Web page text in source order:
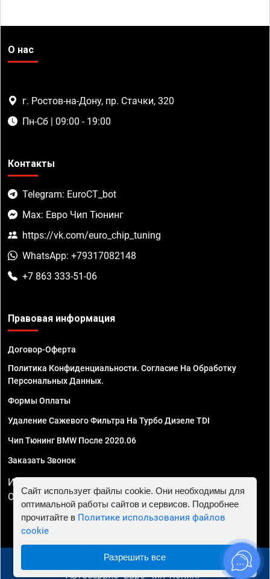
О нас
г. Ростов-на-Дону, пр. Стачки, 320
Пн-Сб | 09:00 - 19:00
Контакты
Telegram: EuroCT_bot
Max: Евро Чип Тюнинг
https://vk.com/euro_chip_tuning
WhatsApp: +79317082148
+7 863 333-51-06
Правовая информация
Договор-Оферта
Политика Конфиденциальности. Согласие На Обработку
Персональных Данных.
Формы Оплаты
Удаление Сажевого Фильтра На Турбо Дизеле TDI
Чип Тюнинг BMW После 2020.06
Заказать Звонок
ИП Смирнов Георгий Павлович. ИНН 781302555843,
ОГРНИП 324470400032610
© 2010 - 2026 Чип тюнинг в Ростове-на-Дону -
Автосервис "Евро Чип Тюнинг"
Сайт использует файлы cookie. Они необходимы для
оптимальной работы сайтов и сервисов. Подробнее
прочитайте в Политике использования файлов
cookie
Разрешить все